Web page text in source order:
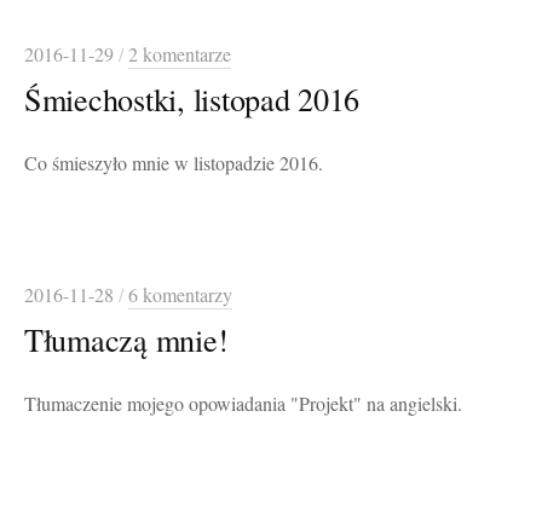
2016-11-29/2 komentarze
Śmiechostki, listopad 2016
Co śmieszyło mnie w listopadzie 2016.
2016-11-28 /6 komentarzy
Tłumaczą mnie!
Tłumaczenie mojego opowiadania "Projekt" na angielski.